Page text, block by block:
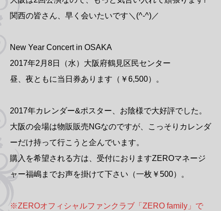
関西の皆さん、早く会いたいです＼(^-^)／
New Year Concert in OSAKA
2017年2月8日（水）大阪府鶴見区民センター
昼、夜ともに当日券あります（￥6,500）。
2017年カレンダー&ポスター、お陰様で大好評でした。
大阪の会場は物販販売NGなのですが、こっそりカレンダ
ーだけ持って行こうと企んでいます。
購入を希望される方は、受付におりますZEROマネージ
ャー福嶋までお声を掛けて下さい（一枚￥500）。
※ZEROオフィシャルファンクラブ「ZERO family」で